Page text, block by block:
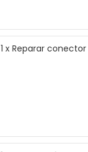
1 x Reparar